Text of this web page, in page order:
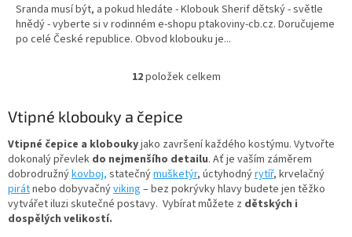
Sranda musí být, a pokud hledáte - Klobouk Sherif dětský - světle
hnědý - vyberte si v rodinném e-shopu ptakoviny-cb.cz. Doručujeme
po celé České republice. Obvod klobouku je...
O
l
á
d
a
c
í
p
12položek celkem
Vtipné klobouky a čepice
Vtipné čepice a kloboukyjako završení každého kostýmu. Vytvořte
dokonalý převlek do nejmenšího detailu. Ať je vaším záměrem
dobrodružnýkovboj, statečnýmušketýr, úctyhodnýrytíř, krvelačný
pirátnebo dobyvačnýviking – bez pokrývky hlavy budete jen těžko
vytvářet iluzi skutečné postavy. Vybírat můžete z dětských i
dospělých velikostí.